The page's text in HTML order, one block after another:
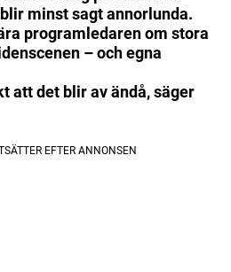
minst sagt annorlunda.
programledaren om stora
– och egna
att det blir av ändå, säger